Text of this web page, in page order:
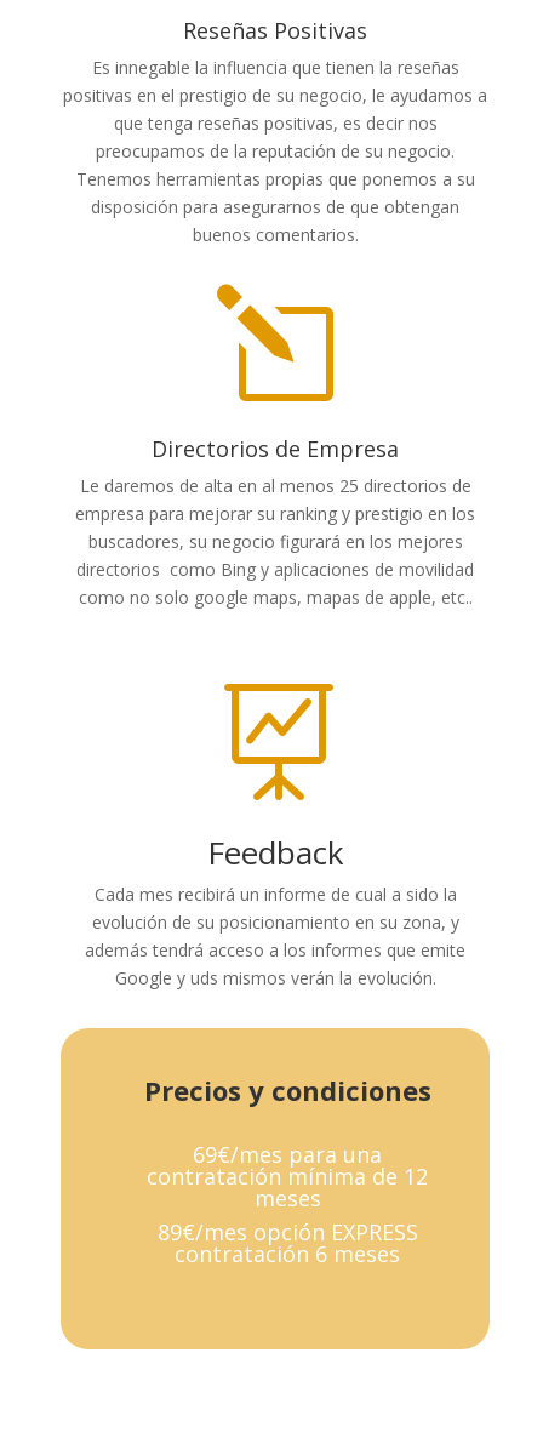
Reseñas Positivas
Es innegable la influencia que tienen la reseñas
positivas en el prestigio de su negocio, le ayudamos a
que tenga reseñas positivas, es decir nos
preocupamos de la reputación de su negocio.
Tenemos herramientas propias que ponemos a su
disposición para asegurarnos de que obtengan
buenos comentarios.
l
Directorios de Empresa
Le daremos de alta en al menos 25 directorios de
empresa para mejorar su ranking y prestigio en los
buscadores, su negocio figurará en los mejores
directorios como Bing y aplicaciones de movilidad
como no solo google maps, mapas de apple, etc..

Feedback
Cada mes recibirá un informe de cual a sido la
evolución de su posicionamiento en su zona, y
además tendrá acceso a los informes que emite
Google y uds mismos verán la evolución.
Precios y condiciones
69€/mes para una
contratación mínima de 12
meses
89€/mes opción EXPRESS
contratación 6 meses